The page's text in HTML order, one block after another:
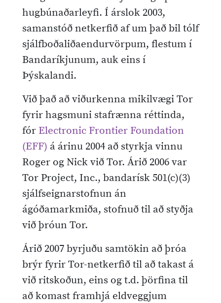
hugbúnaðarleyfi. Í árslok 2003,
samanstóð netkerfið af um það bil tólf
sjálfboðaliðaendurvörpum, flestum í
Bandaríkjunum, auk eins í
Þýskalandi.
Við það að viðurkenna mikilvægi Tor
fyrir hagsmuni stafrænna réttinda,
fór Electronic Frontier Foundation
(EFF) á árinu 2004 að styrkja vinnu
Roger og Nick við Tor. Árið 2006 var
Tor Project, Inc., bandarísk 501(c)(3)
sjálfseignarstofnun án
ágóðamarkmiða, stofnuð til að styðja
við þróun Tor.
Árið 2007 byrjuðu samtökin að þróa
brýr fyrir Tor-netkerfið til að takast á
við ritskoðun, eins og t.d. þörfina til
að komast framhjá eldveggjum